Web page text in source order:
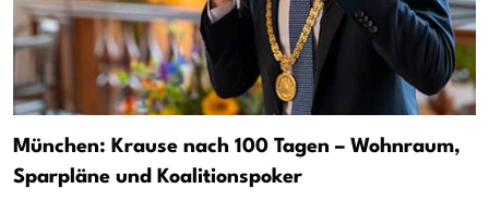
München: Krause nach 100 Tagen – Wohnraum,
Sparpläne und Koalitionspoker